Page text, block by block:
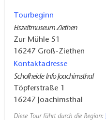
Tourbeginn
Eiszeitmuseum Ziethen
Zur Mühle 51
16247 Groß-Ziethen
Kontaktadresse
Schofheide-Info Joachimsthal
Töpferstraße 1
16247
Joachimsthal
Diese Tour führt durch die Region: